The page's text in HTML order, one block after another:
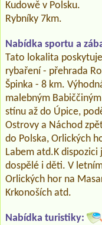
Kudowě v Polsku.
Rybníky 7km.
Nabídka sportu a
Tato lokalita
rybaření - přehrada
Špinka - 8 km.
malebným
stínu až do Úpice,
Ostrovy a Náchod
do Polska, Orlických
Labem atd.K
dospělé i děti. V
Orlických hor na
Krkonoších atd.
Nabídka turistiky: